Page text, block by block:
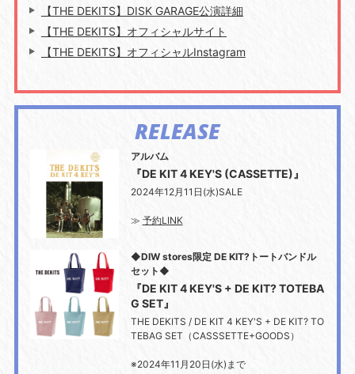
【THE DEKITS】DISK GARAGE公演詳細
【THE DEKITS】オフィシャルサイト
【THE DEKITS】オフィシャルInstagram
RELEASE
アルバム
『DE KIT 4 KEY'S (CASSETTE)』
2024年12月11日(水)SALE
≫ 予約LINK
◆DIW stores限定 DE KIT?トートバンドル
セット◆
『DE KIT 4 KEY'S + DE KIT? TOTEBA
G SET』
THE DEKITS / DE KIT 4 KEY'S + DE KIT? TO
TEBAG SET（CASSSETTE+GOODS）
※2024年11月20日(水)まで